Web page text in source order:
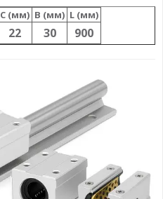
C (мм) B (мм) L (мм)
22 30 900